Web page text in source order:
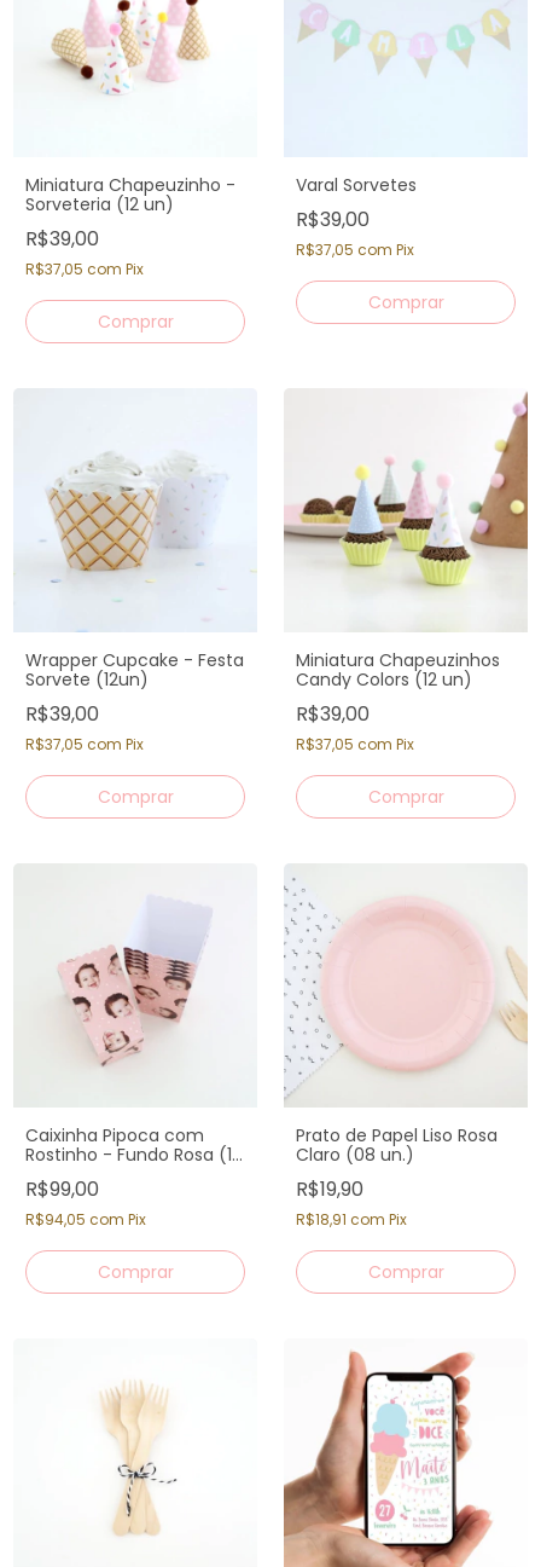
Miniatura Chapeuzinho -
Sorveteria (12 un)
R$39,00
R$37,05 com Pix
Varal Sorvetes
R$39,00
R$37,05 com Pix
Comprar
Wrapper Cupcake - Festa
Sorvete (12un)
R$39,00
R$37,05 com Pix
Miniatura Chapeuzinhos
Candy Colors (12 un)
R$39,00
R$37,05 com Pix
Caixinha Pipoca com
Rostinho - Fundo Rosa (12
un)
R$99,00
R$94,05 com Pix
Prato de Papel Liso Rosa
Claro (08 un.)
R$19,90
R$18,91 com Pix